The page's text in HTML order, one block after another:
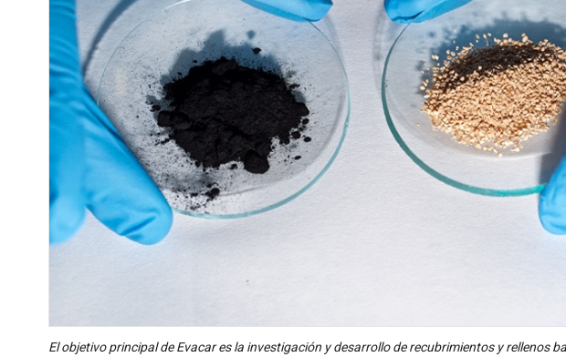
El objetivo principal de Evacar es la investigación y desarrollo de recubrimientos y rellenos